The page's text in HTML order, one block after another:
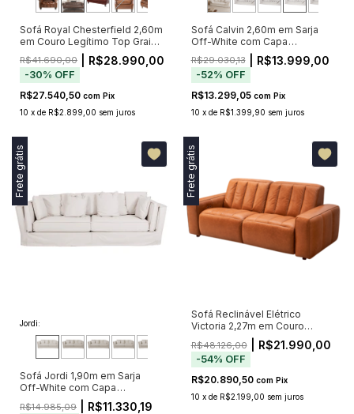
Sofá Royal Chesterfield 2,60m
em Couro Legítimo Top Grain
Marrom com Capitonê (Pré-
Venda - Envio a Partir de 20/11)
R$41.690,00 | R$28.990,00
-30% OFF
R$27.540,50 com Pix
10 x de R$2.899,00 sem juros
Sofá Calvin 2,60m em Sarja
Off-White com Capa
Removível e 5 Almofadas
R$29.030,13| R$13.999,00
-52% OFF
R$13.299,05 com Pix
10 x de R$1.399,90 sem juros
Frete grátis
Jordi:
Sofá Jordi 1,90m em Sarja
Off-White com Capa
R$14.985,09 | R$11.330,19
Frete grátis
Sofá Reclinável Elétrico
Victoria 2,27m em Couro
Caramelo — Bivolt
R$48.126,00| R$21.990,00
-54% OFF
R$20.890,50 com Pix
10 x de R$2.199,00 sem juros